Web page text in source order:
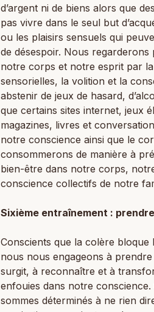
d’argent ni de biens alors que
pas vivre dans le seul but
ou les plaisirs sensuels qui
de désespoir. Nous
notre corps et notre esprit par
sensorielles, la volition et la
abstenir de jeux de hasard,
que certains sites internet, jeux
magazines, livres et
notre conscience ainsi que le
consommerons de manière à
bien-être dans notre corps,
conscience collectifs de notre
Sixième entraînement :
Conscients que la colère
nous nous engageons à
surgit, à reconnaître et à
enfouies dans notre
sommes déterminés à ne rien